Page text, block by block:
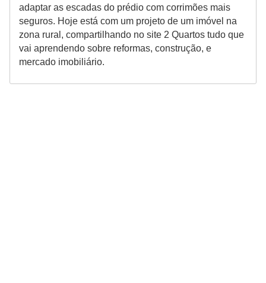
adaptar as escadas do prédio com corrimões mais
seguros. Hoje está com um projeto de um imóvel na
zona rural, compartilhando no site 2 Quartos tudo que
vai aprendendo sobre reformas, construção, e
mercado imobiliário.